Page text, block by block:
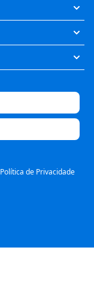
Política de Privacidade